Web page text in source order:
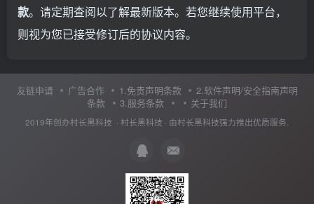
款。请定期查阅以了解最新版本。若您继续使用平台，
则视为您已接受修订后的协议内容。
友链申请 广告合作 1.免责声明条款
2.软件声明/安全指南声明
条款
3.服务条款 关于我们
2019年创办村长黑科技 · 村长黑科技 · 由村长黑科技强力推出优质服务.